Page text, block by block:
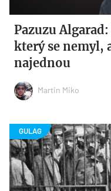
Pazuzu
který se nemyl,
najednou
Martin Miko